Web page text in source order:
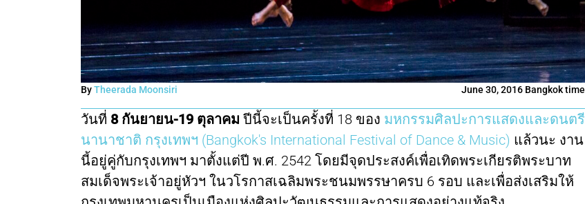
ByTheerada Moonsiri June 30, 2016 Bangkok time
วันที่ 8 กันยายน-19 ตุลาคม ปีนี้จะเป็นครั้งที่ 18 ของ มหกรรมศิลปะการแสดงและดนตรี
นานาชาติ กรุงเทพฯ (Bangkok's International Festival of Dance & Music) แล้วนะ งาน
นี้อยู่คู่กับกรุงเทพฯ มาตั้งแต่ปี พ.ศ. 2542 โดยมีจุดประสงค์เพื่อเทิดพระเกียรติพระบาท
สมเด็จพระเจ้าอยู่หัวฯ ในวโรกาสเฉลิมพระชนมพรรษาครบ 6 รอบ และเพื่อส่งเสริมให้